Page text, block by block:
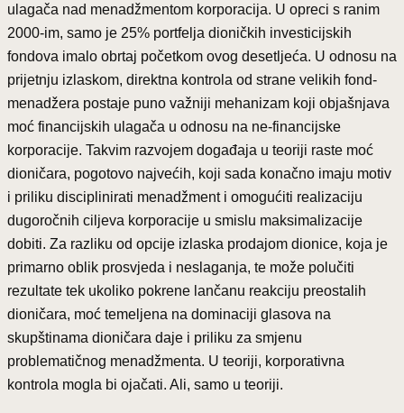
ulagača nad menadžmentom korporacija. U opreci s ranim
2000-im, samo je 25% portfelja dioničkih investicijskih
fondova imalo obrtaj početkom ovog desetljeća. U odnosu na
prijetnju izlaskom, direktna kontrola od strane velikih fond-
menadžera postaje puno važniji mehanizam koji objašnjava
moć financijskih ulagača u odnosu na ne-financijske
korporacije. Takvim razvojem događaja u teoriji raste moć
dioničara, pogotovo najvećih, koji sada konačno imaju motiv
i priliku disciplinirati menadžment i omogućiti realizaciju
dugoročnih ciljeva korporacije u smislu maksimalizacije
dobiti. Za razliku od opcije izlaska prodajom dionice, koja je
primarno oblik prosvjeda i neslaganja, te može polučiti
rezultate tek ukoliko pokrene lančanu reakciju preostalih
dioničara, moć temeljena na dominaciji glasova na
skupštinama dioničara daje i priliku za smjenu
problematičnog menadžmenta. U teoriji, korporativna
kontrola mogla bi ojačati. Ali, samo u teoriji.